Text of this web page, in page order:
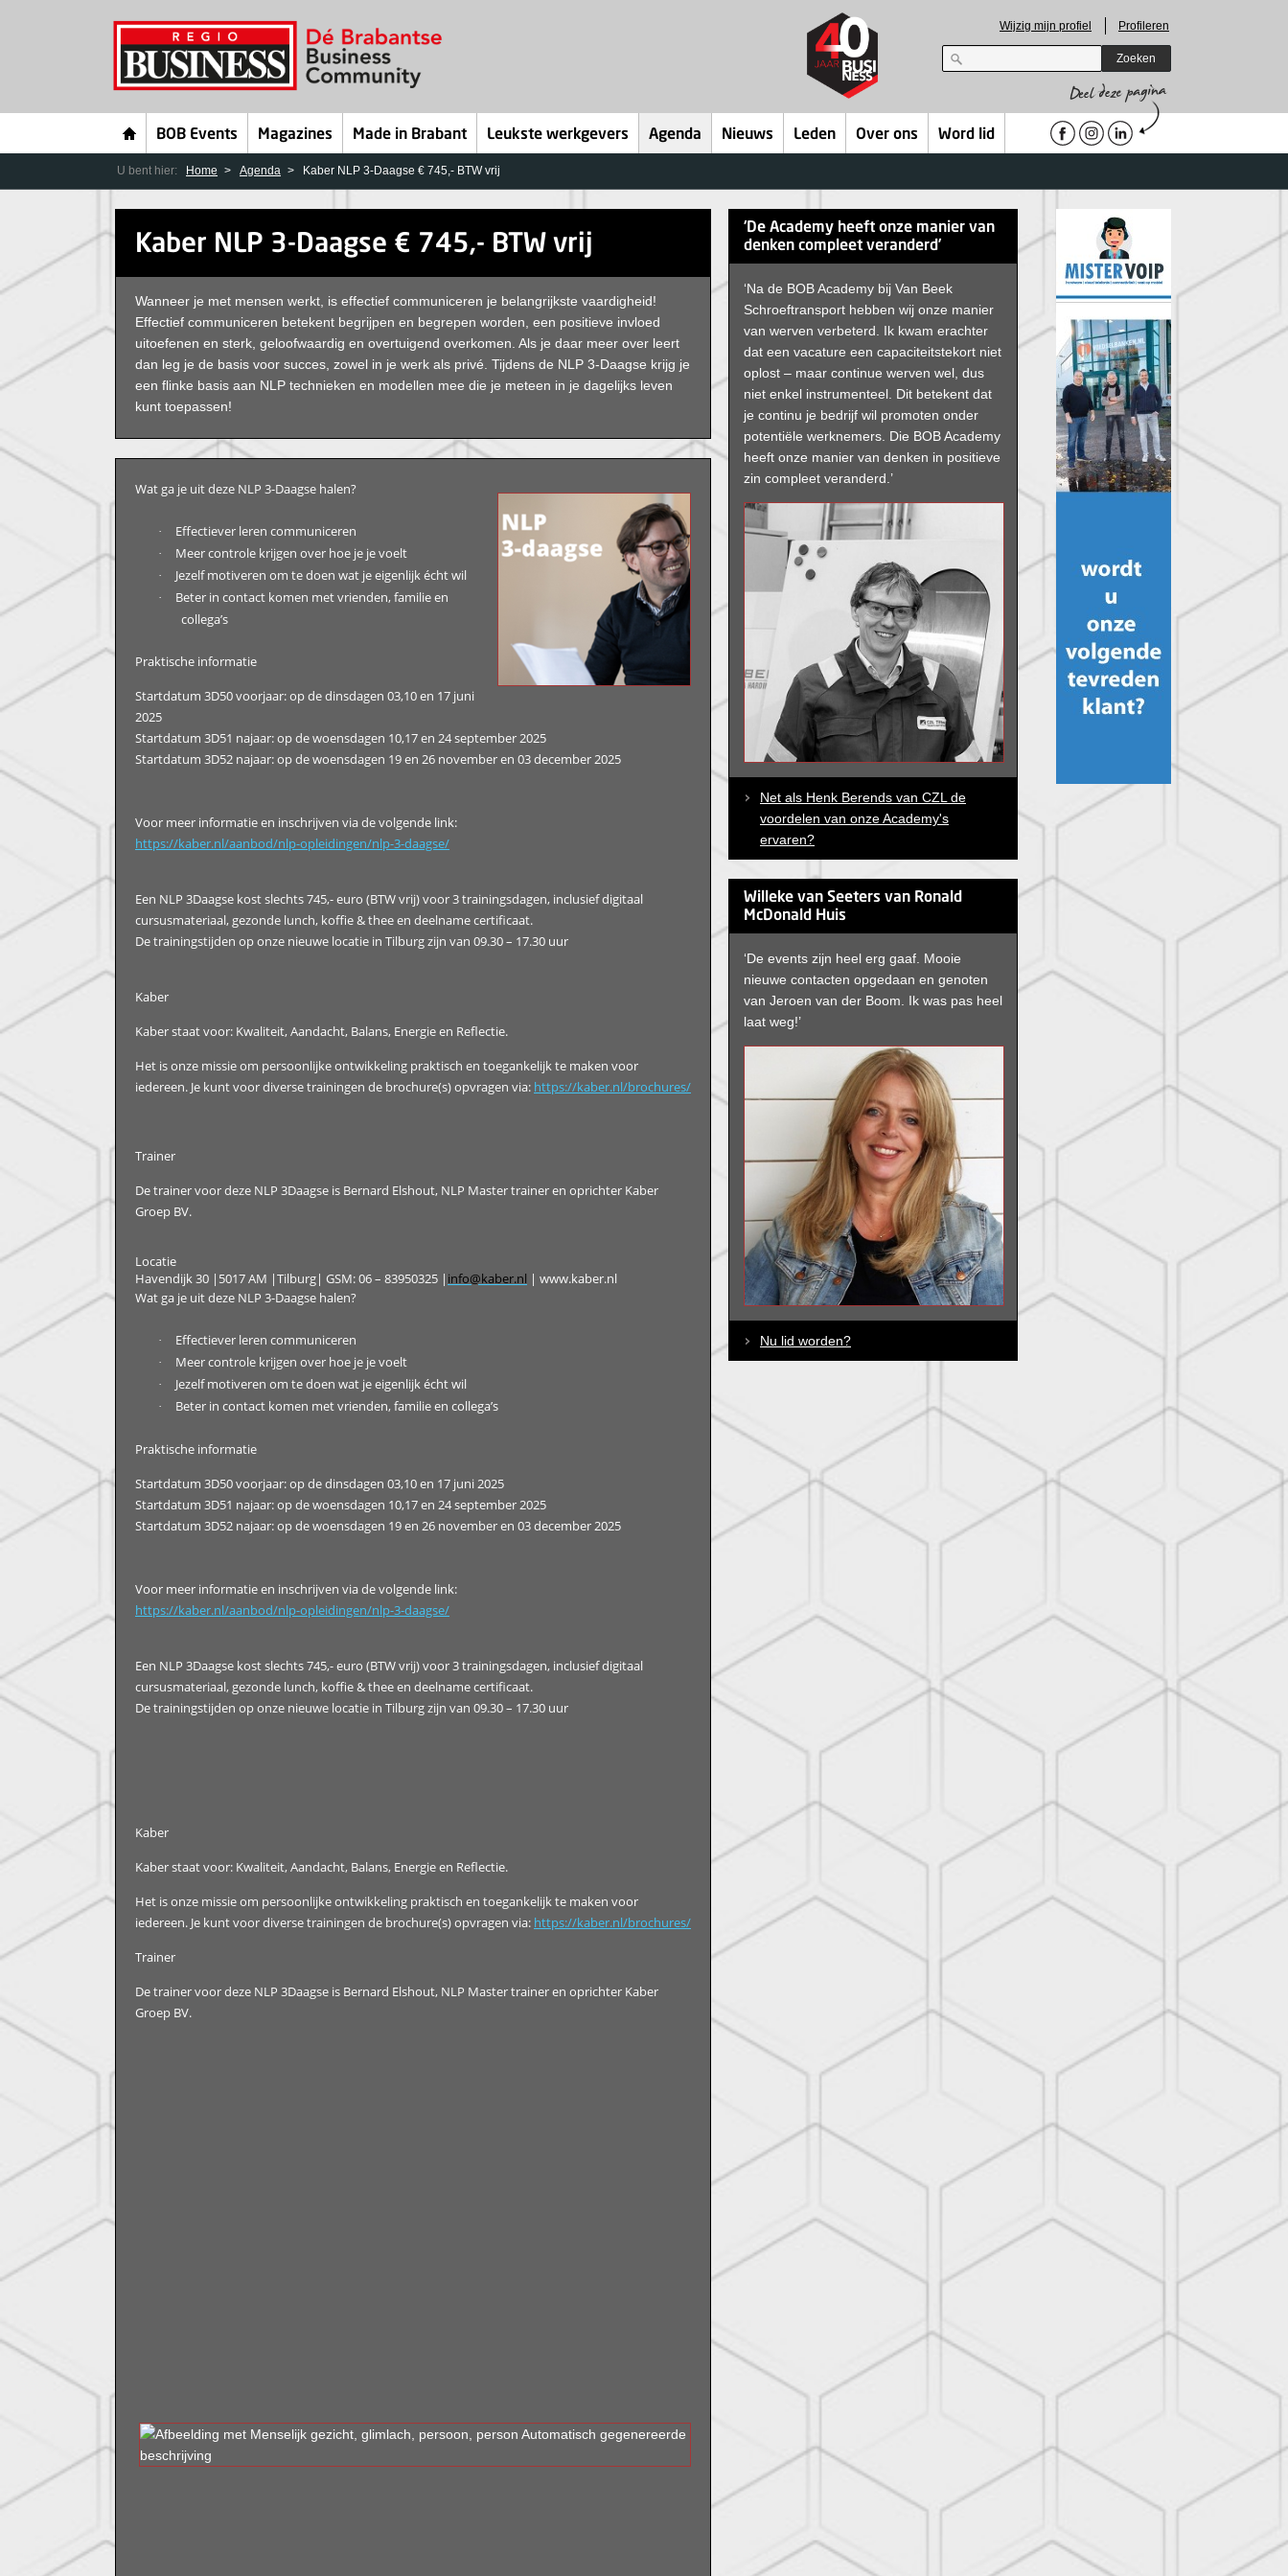
Wijzig mijn profiel Profileren
Zoeken
BOB Events Magazines Made in Brabant Leukste werkgevers Agenda Nieuws Leden Over ons Word lid
U bent hier: Home Agenda Kaber NLP 3-Daagse € 745,- BTW vrij
Kaber NLP 3-Daagse € 745,- BTW vrij
Wanneer je met mensen werkt, is effectief communiceren je belangrijkste vaardigheid!
Effectief communiceren betekent begrijpen en begrepen worden, een positieve invloed
uitoefenen en sterk, geloofwaardig en overtuigend overkomen. Als je daar meer over leert
dan leg je de basis voor succes, zowel in je werk als privé. Tijdens de NLP 3-Daagse krijg je
een flinke basis aan NLP technieken en modellen mee die je meteen in je dagelijks leven
kunt toepassen!
Wat ga je uit deze NLP 3-Daagse halen?
· Effectiever leren communiceren
· Meer controle krijgen over hoe je je voelt
· Jezelf motiveren om te doen wat je eigenlijk écht wil
·
Beter in contact komen met vrienden, familie en
collega’s
Praktische informatie
Startdatum 3D50 voorjaar: op de dinsdagen 03,10 en 17 juni
2025
Startdatum 3D51 najaar: op de woensdagen 10,17 en 24 september 2025
Startdatum 3D52 najaar: op de woensdagen 19 en 26 november en 03 december 2025
Voor meer informatie en inschrijven via de volgende link:
https://kaber.nl/aanbod/nlp-opleidingen/nlp-3-daagse/
Een NLP 3Daagse kost slechts 745,- euro (BTW vrij) voor 3 trainingsdagen, inclusief digitaal
cursusmateriaal, gezonde lunch, koffie & thee en deelname certificaat.
De trainingstijden op onze nieuwe locatie in Tilburg zijn van 09.30 – 17.30 uur
Kaber
Kaber staat voor: Kwaliteit, Aandacht, Balans, Energie en Reflectie.
Het is onze missie om persoonlijke ontwikkeling praktisch en toegankelijk te maken voor
iedereen. Je kunt voor diverse trainingen de brochure(s) opvragen via: https://kaber.nl/brochures/
Trainer
De trainer voor deze NLP 3Daagse is Bernard Elshout, NLP Master trainer en oprichter Kaber
Groep BV.
Locatie
Havendijk 30 |5017 AM |Tilburg| GSM: 06 – 83950325 | info@kaber.nl | www.kaber.nl
Wat ga je uit deze NLP 3-Daagse halen?
· Effectiever leren communiceren
· Meer controle krijgen over hoe je je voelt
· Jezelf motiveren om te doen wat je eigenlijk écht wil
· Beter in contact komen met vrienden, familie en collega’s
Praktische informatie
Startdatum 3D50 voorjaar: op de dinsdagen 03,10 en 17 juni 2025
Startdatum 3D51 najaar: op de woensdagen 10,17 en 24 september 2025
Startdatum 3D52 najaar: op de woensdagen 19 en 26 november en 03 december 2025
Voor meer informatie en inschrijven via de volgende link:
https://kaber.nl/aanbod/nlp-opleidingen/nlp-3-daagse/
Een NLP 3Daagse kost slechts 745,- euro (BTW vrij) voor 3 trainingsdagen, inclusief digitaal
cursusmateriaal, gezonde lunch, koffie & thee en deelname certificaat.
De trainingstijden op onze nieuwe locatie in Tilburg zijn van 09.30 – 17.30 uur
Kaber
Kaber staat voor: Kwaliteit, Aandacht, Balans, Energie en Reflectie.
Het is onze missie om persoonlijke ontwikkeling praktisch en toegankelijk te maken voor
iedereen. Je kunt voor diverse trainingen de brochure(s) opvragen via: https://kaber.nl/brochures/
Trainer
De trainer voor deze NLP 3Daagse is Bernard Elshout, NLP Master trainer en oprichter Kaber
Groep BV.
‘De Academy heeft onze manier van
denken compleet veranderd’
‘Na de BOB Academy bij Van Beek
Schroeftransport hebben wij onze manier
van werven verbeterd. Ik kwam erachter
dat een vacature een capaciteitstekort niet
oplost – maar continue werven wel, dus
niet enkel instrumenteel. Dit betekent dat
je continu je bedrijf wil promoten onder
potentiële werknemers. Die BOB Academy
heeft onze manier van denken in positieve
zin compleet veranderd.’
Net als Henk Berends van CZL de
voordelen van onze Academy's
ervaren?
Willeke van Seeters van Ronald
McDonald Huis
‘De events zijn heel erg gaaf. Mooie
nieuwe contacten opgedaan en genoten
van Jeroen van der Boom. Ik was pas heel
laat weg!’
Nu lid worden?